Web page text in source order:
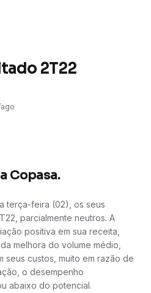
2T22
Copasa.
terça-feira (02), os seus
parcialmente neutros. A
positiva em sua receita,
melhora do volume médio,
seus custos, muito em razão de
o desempenho
abaixo do potencial.